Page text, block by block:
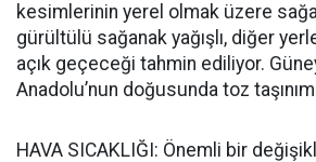
kesimlerinin yerel olmak üzere
gürültülü sağanak yağışlı, diğer
açık geçeceği tahmin ediliyor.
Anadolu’nun doğusunda toz
HAVA SICAKLIĞI: Önemli bir